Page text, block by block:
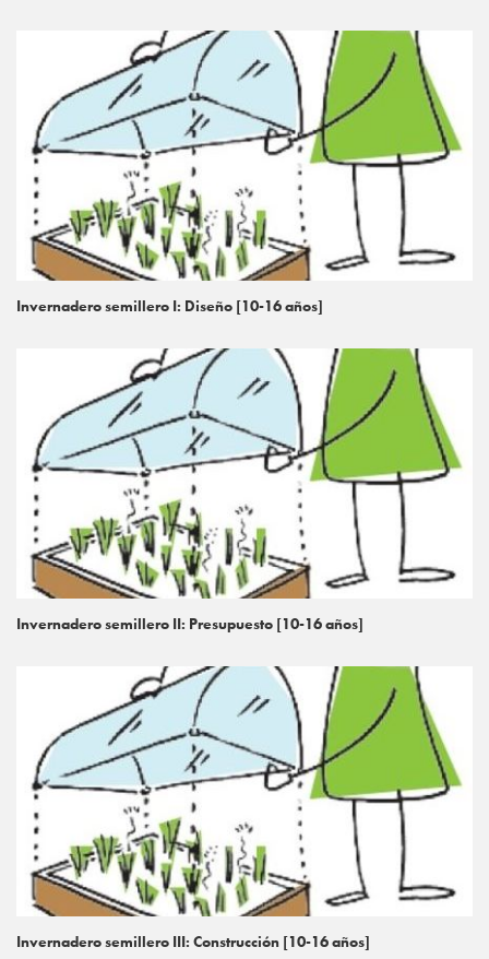
Invernadero semillero I: Diseño [10-16 años]
Invernadero semillero II: Presupuesto [10-16 años]
Invernadero semillero III: Construcción [10-16 años]